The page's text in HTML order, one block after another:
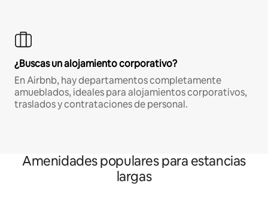
¿Buscas un alojamiento corporativo?
En Airbnb, hay departamentos completamente
amueblados, ideales para alojamientos corporativos,
traslados y contrataciones de personal.
Amenidades populares para estancias
largas